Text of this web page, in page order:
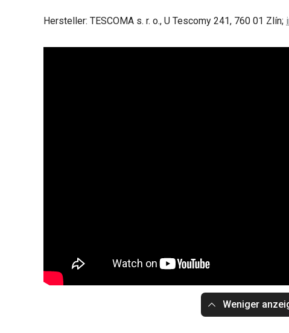
Hersteller: TESCOMA s. r. o., U Tescomy 241, 760 01 Zlín;
Weniger